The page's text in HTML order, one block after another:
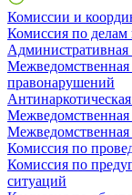
Комиссии и
Комиссия по делам
Административная
правонарушений
Межведомственная
Межведомственная
Комиссия по
Комиссия по
ситуаций